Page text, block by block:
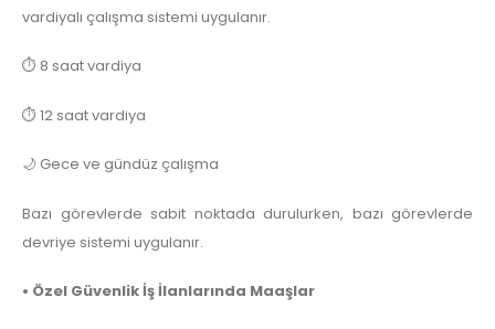
vardiyalı çalışma sistemi uygulanır.
⏱️ 8 saat vardiya
⏱️ 12 saat vardiya
🌙 Gece ve gündüz çalışma
Bazı görevlerde sabit noktada durulurken, bazı görevlerde
devriye sistemi uygulanır.
• Özel Güvenlik İş İlanlarında Maaşlar